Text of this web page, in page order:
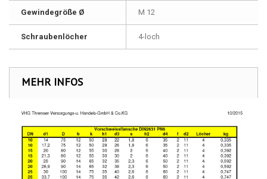
Gewindegröße Ø M 12
Schraubenlöcher 4-loch
MEHR INFOS